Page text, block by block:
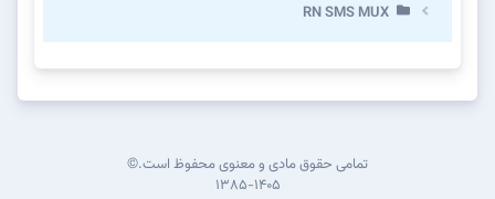
RN SMS MUX
تمامی حقوق مادی و معنوی محفوظ است.©
۱۳۸۵-۱۴۰۵